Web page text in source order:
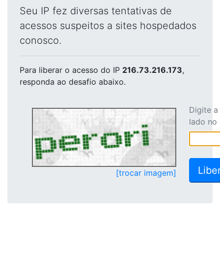
Seu IP fez diversas tentativas de
acessos suspeitos a sites hospedados
conosco.
Para liberar o acesso do IP 216.73.216.173,
responda ao desafio abaixo.
[trocar imagem]
Digite
lado no